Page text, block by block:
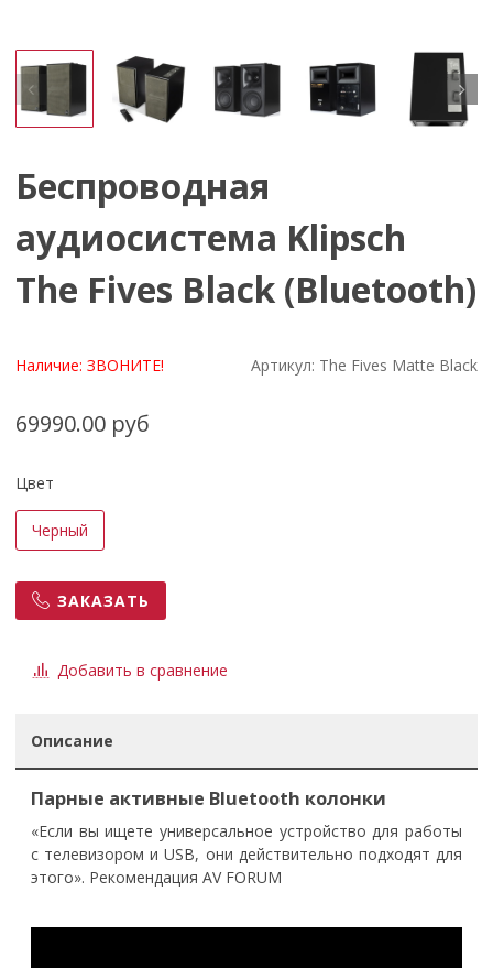
Беспроводная
аудиосистема Klipsch
The Fives Black (Bluetooth)
Наличие:ЗВОНИТЕ! Артикул: The Fives Matte Black
69990.00 руб
Цвет
Черный
ЗАКАЗАТЬ
Добавить в сравнение
Описание
Парные активные Bluetooth колонки
«Если вы ищете универсальное устройство для работы
с телевизором и USB, они действительно подходят для
этого». Рекомендация AV FORUM